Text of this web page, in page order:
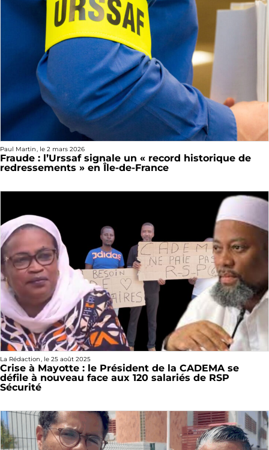
Paul Martin, le 2 mars 2026
Fraude : l’Urssaf signale un « record historique de
redressements » en Île-de-France
La Rédaction, le 25 août 2025
Crise à Mayotte : le Président de la CADEMA se
défile à nouveau face aux 120 salariés de RSP
Sécurité